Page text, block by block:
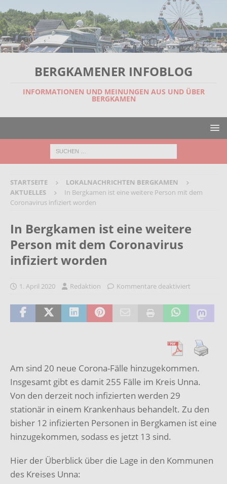
BERGKAMENER INFOBLOG
INFORMATIONEN UND MEINUNGEN AUS UND ÜBER
BERGKAMEN
STARTSEITE
LOKALNACHRICHTEN BERGKAMEN
AKTUELLES
In Bergkamen ist eine weitere Person mit dem
Coronavirus infiziert worden
In Bergkamen ist eine weitere
Person mit dem Coronavirus
infiziert worden
1. April 2020 Redaktion Kommentare deaktiviert
Am sind 20 neue Corona-Fälle hinzugekommen.
Insgesamt gibt es damit 255 Fälle im Kreis Unna.
Von den derzeit noch infizierten werden 29
stationär in einem Krankenhaus behandelt. Zu den
bisher 12 infizierten Personen in Bergkamen ist eine
hinzugekommen, sodass es jetzt 13 sind.
Hier der Überblick über die Lage in den Kommunen
des Kreises Unna: